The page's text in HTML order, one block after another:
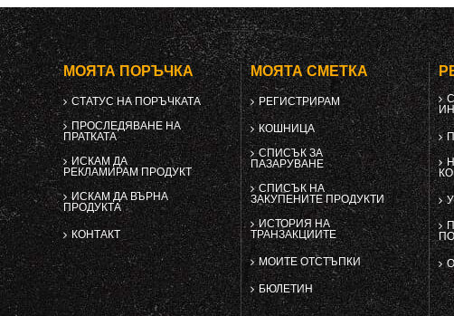
МОЯТА ПОРЪЧКА
СТАТУС НА ПОРЪЧКАТА
ПРОСЛЕДЯВАНЕ НА
ПРАТКАТА
ИСКАМ ДА
РЕКЛАМИРАМ ПРОДУКТ
ИСКАМ ДА ВЪРНА
ПРОДУКТА
КОНТАКТ
МОЯТА СМЕТКА
РЕГИСТРИРАМ
КОШНИЦА
СПИСЪК ЗА
ПАЗАРУВАНЕ
СПИСЪК НА
ЗАКУПЕНИТЕ ПРОДУКТИ
ИСТОРИЯ НА
ТРАНЗАКЦИИТЕ
МОИТЕ ОТСТЪПКИ
БЮЛЕТИН